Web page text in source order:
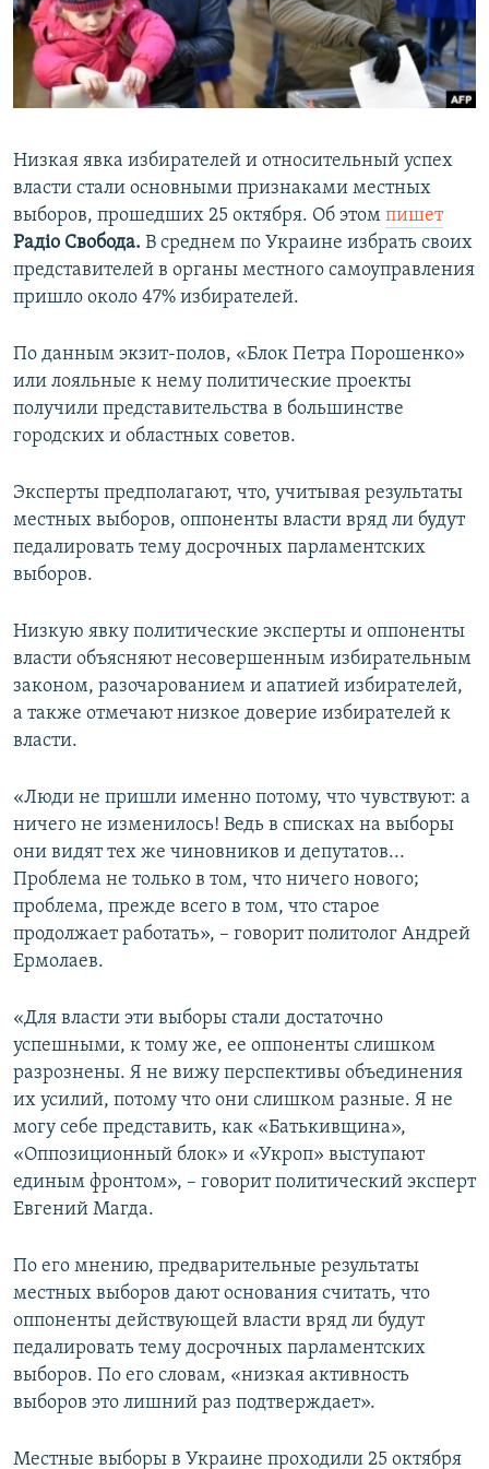
ПОБЕДИТЕЛЕЙ НЕ СУДЯТ?
КРЫМ.НЕПОКОРЕННЫЙ
ELIFBE
ПРИСОЕДИНЯЙТЕСЬ!
Все сайты RFE/RL
Низкая явка избирателей и относительный успех
власти стали основными признаками местных
выборов, прошедших 25 октября. Об этом пишет
Радіо Свобода. В среднем по Украине избрать своих
представителей в органы местного самоуправления
пришло около 47% избирателей.
По данным экзит-полов, «Блок Петра Порошенко»
или лояльные к нему политические проекты
получили представительства в большинстве
городских и областных советов.
Эксперты предполагают, что, учитывая результаты
местных выборов, оппоненты власти вряд ли будут
педалировать тему досрочных парламентских
выборов.
Низкую явку политические эксперты и оппоненты
власти объясняют несовершенным избирательным
законом, разочарованием и апатией избирателей,
а также отмечают низкое доверие избирателей к
власти.
«Люди не пришли именно потому, что чувствуют: а
ничего не изменилось! Ведь в списках на выборы
они видят тех же чиновников и депутатов...
Проблема не только в том, что ничего нового;
проблема, прежде всего в том, что старое
продолжает работать», – говорит политолог Андрей
Ермолаев.
«Для власти эти выборы стали достаточно
успешными, к тому же, ее оппоненты слишком
разрознены. Я не вижу перспективы объединения
их усилий, потому что они слишком разные. Я не
могу себе представить, как «Батькивщина»,
«Оппозиционный блок» и «Укроп» выступают
единым фронтом», – говорит политический эксперт
Евгений Магда.
По его мнению, предварительные результаты
местных выборов дают основания считать, что
оппоненты действующей власти вряд ли будут
педалировать тему досрочных парламентских
выборов. По его словам, «низкая активность
выборов это лишний раз подтверждает».
Местные выборы в Украине проходили 25 октября